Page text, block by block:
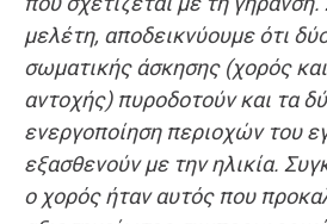
μελέτη, αποδεικνύουμε ότι
σωματικής άσκησης (χορός
αντοχής) πυροδοτούν και τα
ενεργοποίηση περιοχών του
εξασθενούν με την ηλικία.
ο χορός ήταν αυτός που